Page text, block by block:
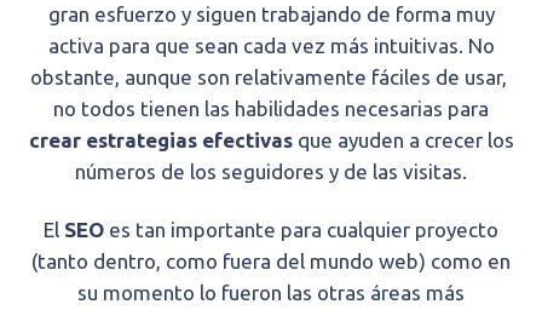
gran esfuerzo y siguen trabajando de forma muy
activa para que sean cada vez más intuitivas. No
obstante, aunque son relativamente fáciles de usar,
no todos tienen las habilidades necesarias para
crear estrategias efectivasque ayuden a crecer los
números de los seguidores y de las visitas.
El SEO es tan importante para cualquier proyecto
(tanto dentro, como fuera del mundo web) como en
su momento lo fueron las otras áreas más